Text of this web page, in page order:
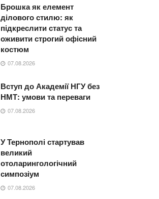
Брошка як елемент
ділового стилю: як
підкреслити статус та
оживити строгий офісний
костюм
07.08.2026
Вступ до Академії НГУ без
НМТ: умови та переваги
07.08.2026
У Тернополі стартував
великий
отоларингологічний
симпозіум
07.08.2026